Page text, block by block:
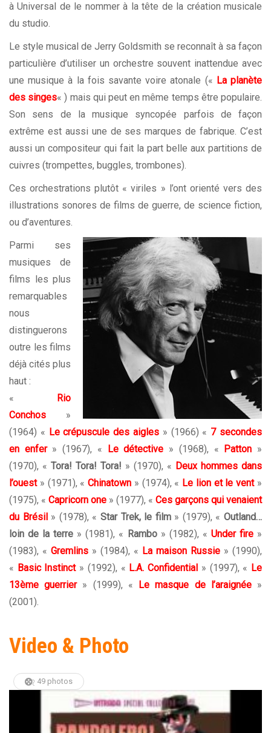
à Universal de le nommer à la tête de la création musicale
du studio.
Le style musical de Jerry Goldsmith se reconnaît à sa façon
particulière d’utiliser un orchestre souvent inattendue avec
une musique à la fois savante voire atonale (« La planète
des singes« ) mais qui peut en même temps être populaire.
Son sens de la musique syncopée parfois de façon
extrême est aussi une de ses marques de fabrique. C’est
aussi un compositeur qui fait la part belle aux partitions de
cuivres (trompettes, buggles, trombones).
Ces orchestrations plutôt « viriles » l’ont orienté vers des
illustrations sonores de films de guerre, de science fiction,
ou d’aventures.
Parmi ses
musiques de
films les plus
remarquables
nous
distinguerons
outre les films
déjà cités plus
haut :
«
Rio
Conchos »
(1964) « Le crépuscule des aigles » (1966) « 7 secondes
en enfer» (1967), « Le détective » (1968), « Patton »
(1970), « Tora! Tora! Tora! » (1970), « Deux hommes dans
l’ouest» (1971), «Chinatown » (1974), « Le lion et le vent»
(1975), « Capricorn one » (1977), « Ces garçons qui venaient
du Brésil » (1978), « Star Trek, le film» (1979), «Outland…
loin de la terre » (1981), « Rambo» (1982), « Under fire»
(1983), « Gremlins » (1984), « La maison Russie » (1990),
« Basic Instinct» (1992), « L.A. Confidential » (1997), « Le
13ème guerrier» (1999), « Le masque de l’araignée»
(2001).
Video & Photo
49 photos